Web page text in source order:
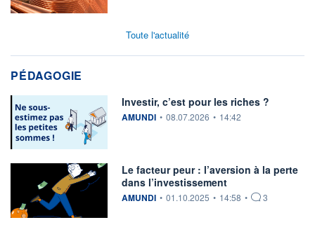
Toute l'actualité
PÉDAGOGIE
Investir, c’est pour les riches ?
information fournie par
AMUNDI • 08.07.2026 • 14:42
Le facteur peur : l’aversion à la perte
dans l’investissement
information fournie par
AMUNDI • 01.10.2025 • 14:58 • 3